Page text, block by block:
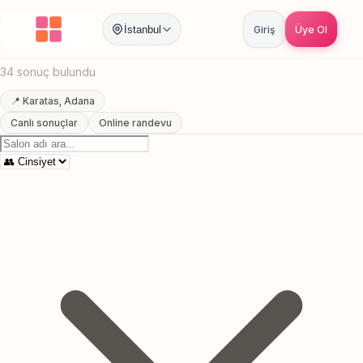
İstanbul Giriş Üye Ol
Anasayfa / Adana Karatas Sac Boyama
Karatas, Adana Sac Boyama
34 sonuç bulundu
📍 Karatas, Adana
Canlı sonuçlar
Online randevu